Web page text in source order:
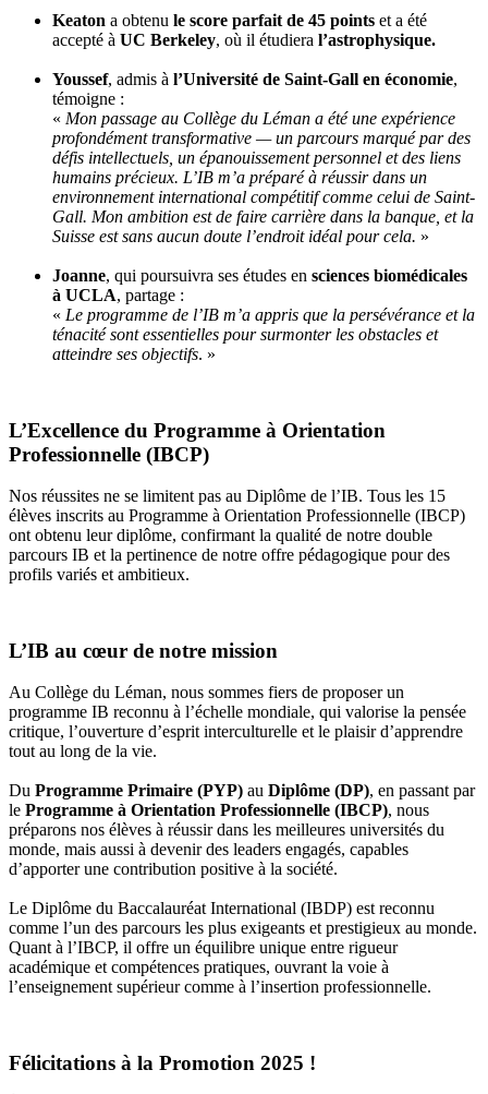
Keaton a obtenu le score parfait de 45 points et a été
accepté à UC Berkeley, où il étudiera l’astrophysique.
Youssef, admis à l’Université de Saint-Gall en économie,
témoigne :
« Mon passage au Collège du Léman a été une expérience
profondément transformative — un parcours marqué par des
défis intellectuels, un épanouissement personnel et des liens
humains précieux. L’IB m’a préparé à réussir dans un
environnement international compétitif comme celui de Saint-
Gall. Mon ambition est de faire carrière dans la banque, et la
Suisse est sans aucun doute l’endroit idéal pour cela. »
Joanne, qui poursuivra ses études en sciences biomédicales
à UCLA, partage :
« Le programme de l’IB m’a appris que la persévérance et la
ténacité sont essentielles pour surmonter les obstacles et
atteindre ses objectifs. »
L’Excellence du Programme à Orientation
Professionnelle (IBCP)
Nos réussites ne se limitent pas au Diplôme de l’IB. Tous les 15
élèves inscrits au Programme à Orientation Professionnelle (IBCP)
ont obtenu leur diplôme, confirmant la qualité de notre double
parcours IB et la pertinence de notre offre pédagogique pour des
profils variés et ambitieux.
L’IB au cœur de notre mission
Au Collège du Léman, nous sommes fiers de proposer un
programme IB reconnu à l’échelle mondiale, qui valorise la pensée
critique, l’ouverture d’esprit interculturelle et le plaisir d’apprendre
tout au long de la vie.
Du Programme Primaire (PYP) au Diplôme (DP), en passant par
le Programme à Orientation Professionnelle (IBCP), nous
préparons nos élèves à réussir dans les meilleures universités du
monde, mais aussi à devenir des leaders engagés, capables
d’apporter une contribution positive à la société.
Le Diplôme du Baccalauréat International (IBDP) est reconnu
comme l’un des parcours les plus exigeants et prestigieux au monde.
Quant à l’IBCP, il offre un équilibre unique entre rigueur
académique et compétences pratiques, ouvrant la voie à
l’enseignement supérieur comme à l’insertion professionnelle.
Félicitations à la Promotion 2025 !